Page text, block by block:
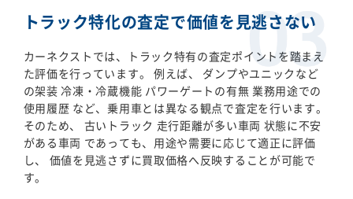
トラック特化の査定で価値を見逃さない
カーネクストでは、トラック特有の査定ポイントを踏まえ
た評価を行っています。 例えば、 ダンプやユニックなど
の架装 冷凍・冷蔵機能 パワーゲートの有無 業務用途での
使用履歴 など、乗用車とは異なる観点で査定を行います。
そのため、 古いトラック 走行距離が多い車両 状態に不安
がある車両 であっても、用途や需要に応じて適正に評価
し、 価値を見逃さずに買取価格へ反映することが可能で
す。